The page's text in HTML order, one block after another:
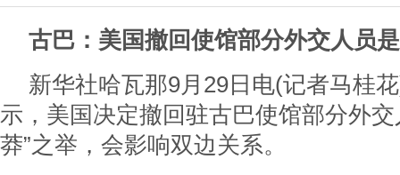
古巴：美国撤回使馆部分外交人员
新华社哈瓦那9月29日电(记者马桂
示，美国决定撤回驻古巴使馆部分外交
莽”之举，会影响双边关系。